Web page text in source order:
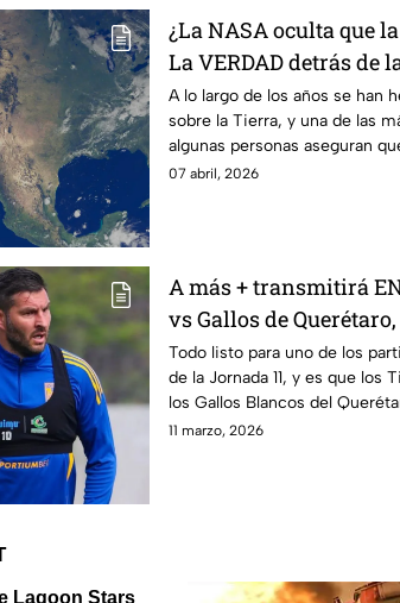
¿La NASA oculta que
La VERDAD detrás de
A lo largo de los años se han
sobre la Tierra, y una de las
algunas personas aseguran
plano
07 abril, 2026
A más + transmitirá
vs Gallos de
jornada 11 del
Todo listo para uno de los
de la Jornada 11, y es que los
los Gallos Blancos del
Torneo Clausura 2026 de la
11 marzo, 2026